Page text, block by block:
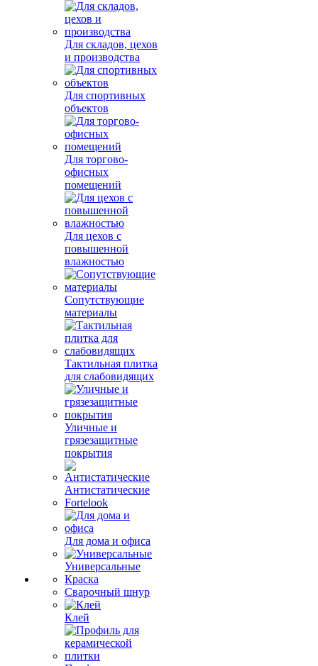
Для складов, цехов
и производства
Для спортивных
объектов
Для торгово-
офисных
помещений
Для цехов с
повышенной
влажностью
Сопутствующие
материалы
Тактильная плитка
для слабовидящих
Уличные и
грязезащитные
покрытия
Антистатические
Fortelook
Для дома и офиса
Универсальные
Краска
Сварочный шнур
Клей